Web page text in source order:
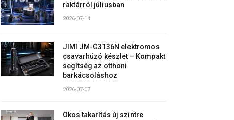
raktárról júliusban
2026-07-14
JIMI JM-G3136N elektromos
csavarhúzó készlet – Kompakt
segítség az otthoni
barkácsoláshoz
2026-07-07
Okos takarítás új szintre